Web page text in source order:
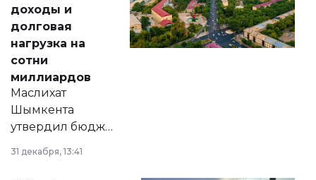
доходы и
долговая
нагрузка на
сотни
миллиардов
Маслихат
Шымкента
утвердил бюджет
города на 2026–
2028 годы.
31 декабря, 13:41